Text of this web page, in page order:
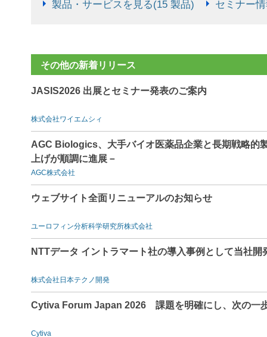
製品・サービスを見る(15 製品) セミナー
その他の新着リリース
JASIS2026 出展とセミナー発表のご案内
株式会社ワイエムシィ
AGC Biologics、大手バイオ医薬品企業と長期戦略
上げが順調に進展－
AGC株式会社
ウェブサイト全面リニューアルのお知らせ
ユーロフィン分析科学研究所株式会社
NTTデータ イントラマート社の導入事例として当社
株式会社日本テクノ開発
Cytiva Forum Japan 2026 課題を明確にし、次の一
Cytiva